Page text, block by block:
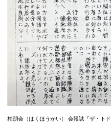
柏朋会（はくほうかい） 会報誌『ザ・ト